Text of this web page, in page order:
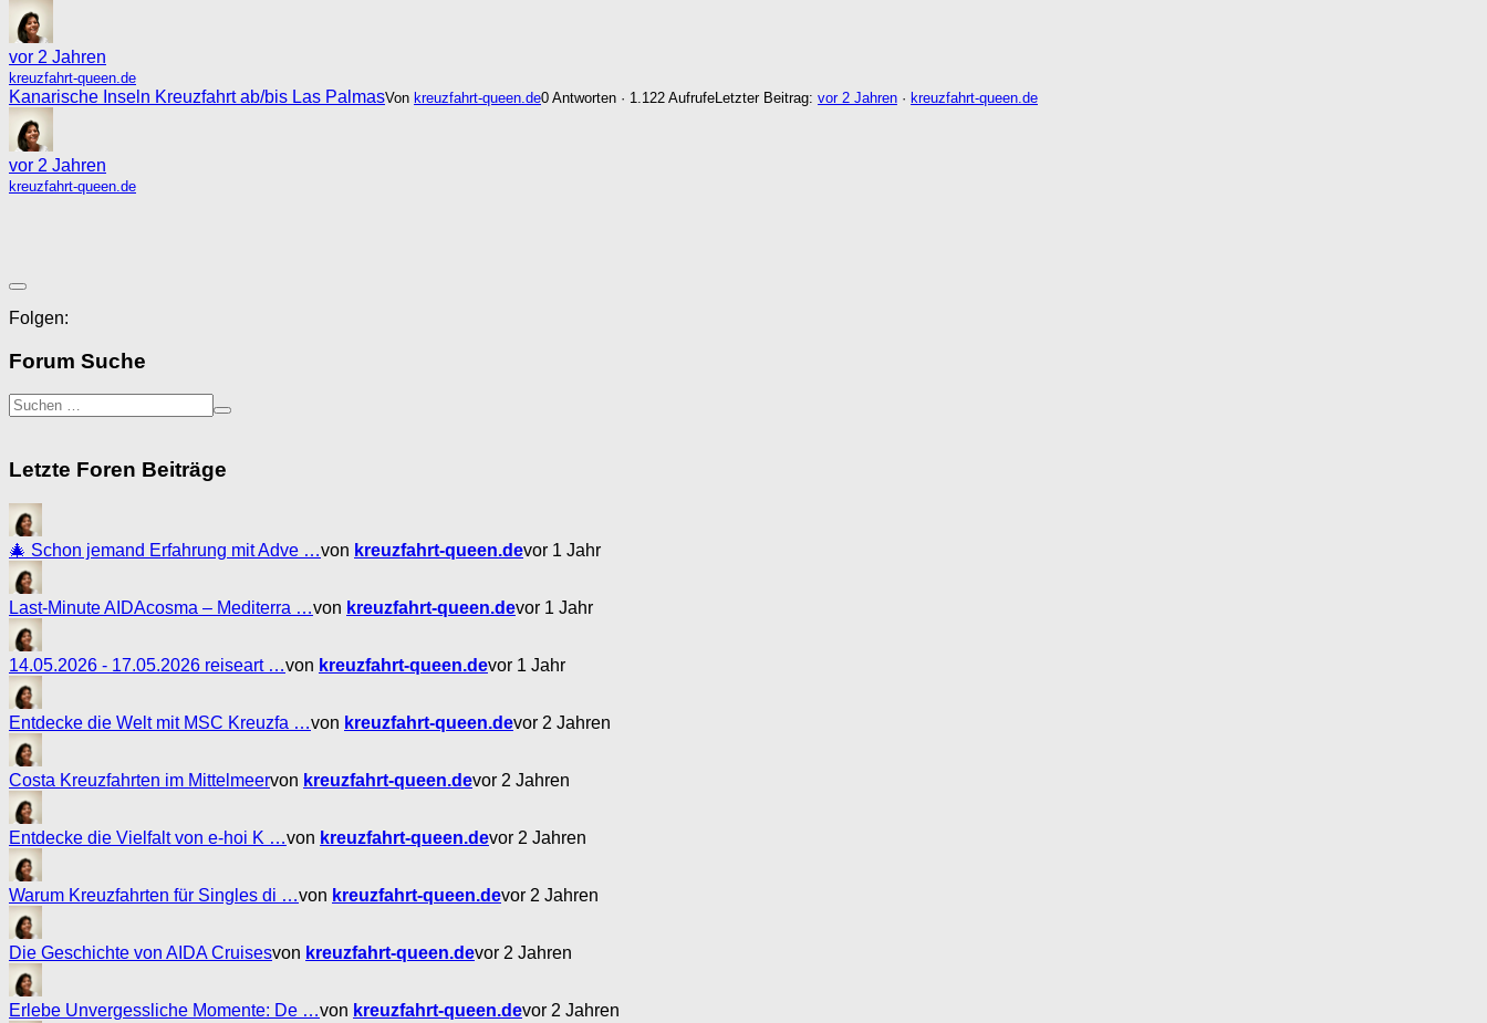
vor 2 Jahren
kreuzfahrt-queen.de
Kanarische Inseln Kreuzfahrt ab/bis Las PalmasVon kreuzfahrt-queen.de0 Antworten · 1.122 AufrufeLetzter Beitrag: vor 2 Jahren · kreuzfahrt-queen.de
vor 2 Jahren
kreuzfahrt-queen.de
Folgen:
Forum Suche
Letzte Foren Beiträge
🎄 Schon jemand Erfahrung mit Adve …von kreuzfahrt-queen.devor 1 Jahr
Last-Minute AIDAcosma – Mediterra …von kreuzfahrt-queen.devor 1 Jahr
14.05.2026 - 17.05.2026 reiseart …von kreuzfahrt-queen.devor 1 Jahr
Entdecke die Welt mit MSC Kreuzfa …von kreuzfahrt-queen.devor 2 Jahren
Costa Kreuzfahrten im Mittelmeervon kreuzfahrt-queen.devor 2 Jahren
Entdecke die Vielfalt von e-hoi K …von kreuzfahrt-queen.devor 2 Jahren
Warum Kreuzfahrten für Singles di …von kreuzfahrt-queen.devor 2 Jahren
Die Geschichte von AIDA Cruisesvon kreuzfahrt-queen.devor 2 Jahren
Erlebe Unvergessliche Momente: De …von kreuzfahrt-queen.devor 2 Jahren